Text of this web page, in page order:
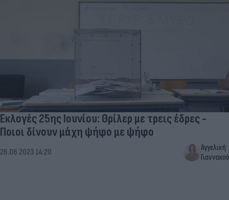
Εκλογές 25ης Ιουνίου: Θρίλερ με τρεις έδρες -
Ποιοι δίνουν μάχη ψήφο με ψήφο
26.06.2023 14:20
Αγγελική
Γιαννακού